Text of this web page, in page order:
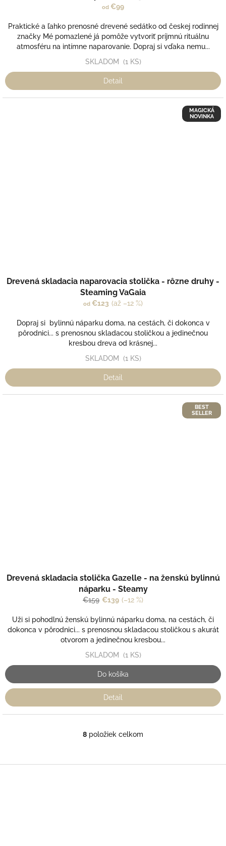
od €99
Praktické a ľahko prenosné drevené sedátko od českej rodinnej
značky Mé pomazlené já pomôže vytvoriť príjmnú rituálnu
atmosféru na intímne naparovanie. Dopraj si vďaka nemu...
SKLADOM (1 KS)
Detail
MAGICKÁ
NOVINKA
Drevená skladacia naparovacia stolička - rôzne druhy -
Steaming VaGaia
od €123 (až –12 %)
Dopraj si bylinnú náparku doma, na cestách, či dokonca v
pôrodnici... s prenosnou skladacou stoličkou a jedinečnou
kresbou dreva od krásnej...
SKLADOM (1 KS)
Detail
BEST
SELLER
Drevená skladacia stolička Gazelle - na ženskú bylinnú
náparku - Steamy
€159 €139 (–12 %)
Uži si pohodlnú ženskú bylinnú náparku doma, na cestách, či
dokonca v pôrodnici... s prenosnou skladacou stoličkou s akurát
otvorom a jedinečnou kresbou...
SKLADOM (1 KS)
Do košíka
Detail
O
á
8 položiek celkom